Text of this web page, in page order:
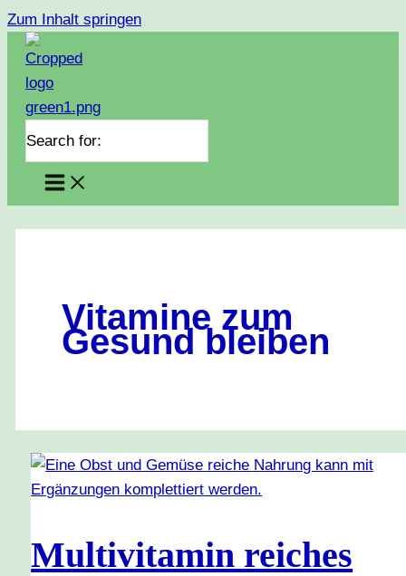
Zum Inhalt springen
Search for:
Vitamine zum
Gesund bleiben
Multivitamin reiches